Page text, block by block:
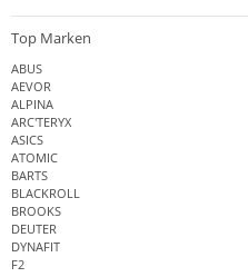
Top Marken
ABUS
AEVOR
ALPINA
ARC'TERYX
ASICS
ATOMIC
BARTS
BLACKROLL
BROOKS
DEUTER
DYNAFIT
F2